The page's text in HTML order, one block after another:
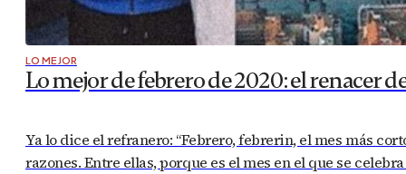
LO MEJOR
Lo mejor de febrero de 2020: el renacer
Ya lo dice el refranero: “Febrero, febrerin, el mes más
razones. Entre ellas, porque es el mes en el que se